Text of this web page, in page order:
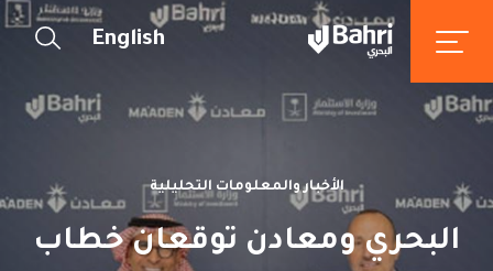
English
الأخبار والمعلومات التحليلية
البحري ومعادن توقعان خطاب